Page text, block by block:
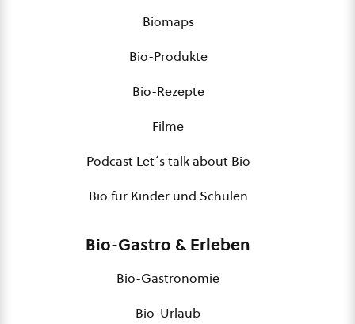
Biomaps
Bio-Produkte
Bio-Rezepte
Filme
Podcast Let´s talk about Bio
Bio für Kinder und Schulen
Bio-Gastro & Erleben
Bio-Gastronomie
Bio-Urlaub